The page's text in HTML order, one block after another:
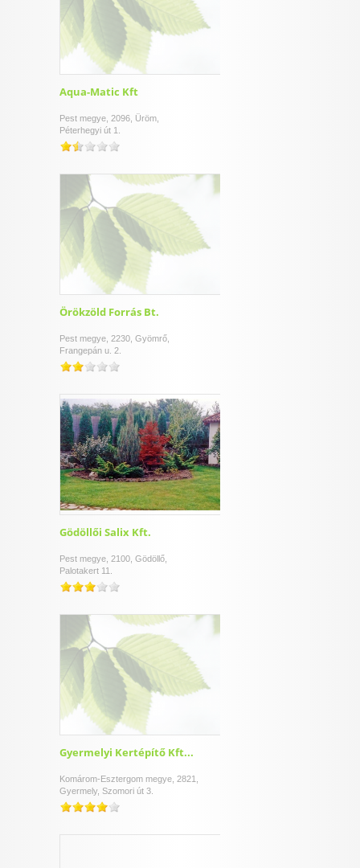
Aqua-Matic Kft
Pest megye, 2096, Üröm,
Péterhegyi út 1.
Örökzöld Forrás Bt.
Pest megye, 2230, Gyömrő,
Frangepán u. 2.
Gödöllői Salix Kft.
Pest megye, 2100, Gödöllő,
Palotakert 11.
Gyermelyi Kertépítő Kft...
Komárom-Esztergom megye, 2821,
Gyermely, Szomori út 3.